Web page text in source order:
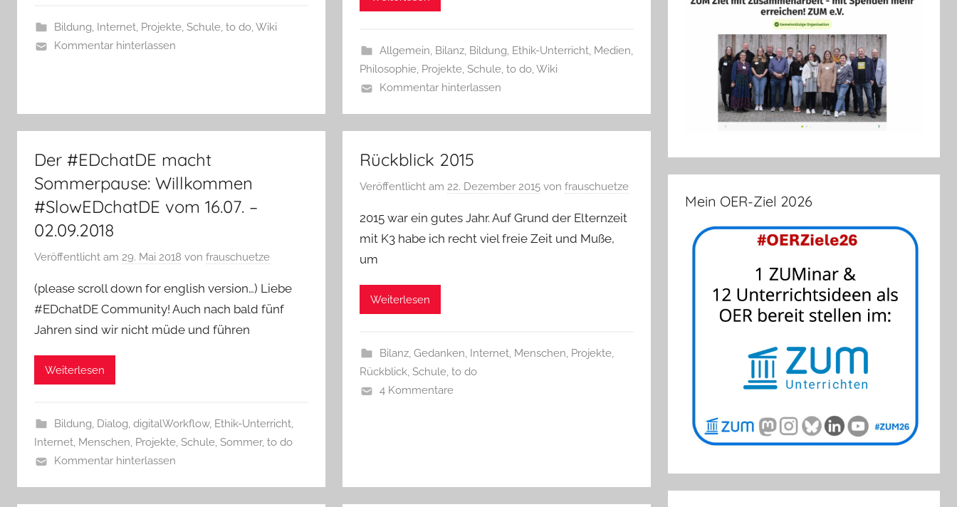
Bildung, Internet, Projekte, Schule, to do,Wiki
Kommentar hinterlassen
Allgemein, Bilanz, Bildung, Ethik-Unterricht, Medien,
Philosophie, Projekte,Schule,to do,Wiki
Kommentar hinterlassen
Der #EDchatDE macht
Sommerpause: Willkommen
#SlowEDchatDE vom 16.07. –
02.09.2018
Veröffentlicht am 29. Mai 2018 von frauschuetze
(please scroll down for english version…) Liebe
#EDchatDE Community! Auch nach bald fünf
Jahren sind wir nicht müde und führen
Weiterlesen
Bildung, Dialog, digitalWorkflow, Ethik-Unterricht,
Internet, Menschen, Projekte, Schule, Sommer, to do
Kommentar hinterlassen
Rückblick 2015
Veröffentlicht am22. Dezember 2015 vonfrauschuetze
2015 war ein gutes Jahr. Auf Grund der Elternzeit
mit K3 habe ich recht viel freie Zeit und Muße,
um
Weiterlesen
Bilanz, Gedanken, Internet, Menschen, Projekte,
Rückblick,Schule,to do
4 Kommentare
Mein OER-Ziel 2026